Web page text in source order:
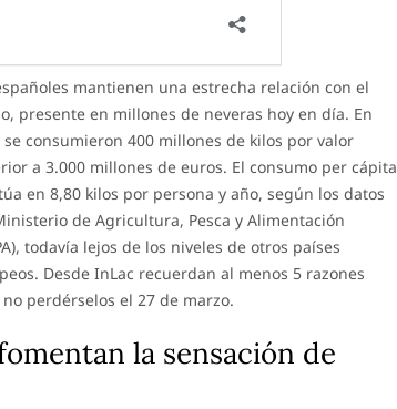
mantienen una estrecha relación con el
presente en millones de neveras hoy en día. En
se consumieron 400 millones de kilos por valor
a 3.000 millones de euros. El consumo per cápita
en 8,80 kilos por persona y año, según los datos
de Agricultura, Pesca y Alimentación
todavía lejos de los niveles de otros países
Desde InLac recuerdan al menos 5 razones
perdérselos el 27 de marzo.
la sensación de